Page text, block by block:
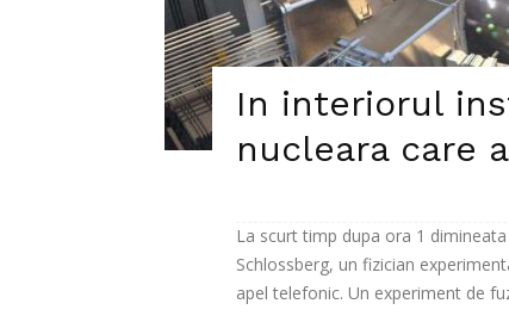
In interiorul
nucleara care
La scurt timp dupa ora 1
Schlossberg, un fizician
apel telefonic. Un experiment de